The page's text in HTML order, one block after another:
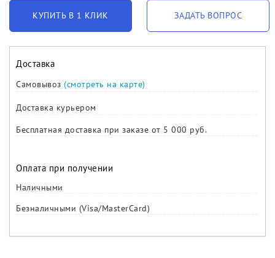
КУПИТЬ В 1 КЛИК ЗАДАТЬ ВОПРОС
Доставка
Самовывоз (смотреть на карте)
Доставка курьером
Бесплатная доставка при заказе от 5 000 руб.
Оплата при получении
Наличными
Безналичными (Visa/MasterCard)